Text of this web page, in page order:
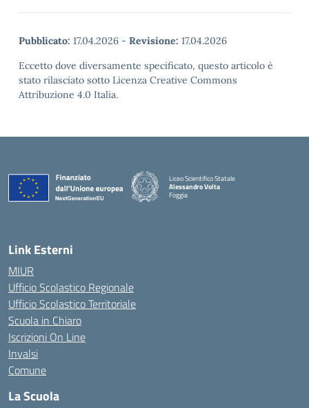
Pubblicato: 17.04.2026 - Revisione: 17.04.2026
Eccetto dove diversamente specificato, questo articolo è
stato rilasciato sotto Licenza Creative Commons
Attribuzione 4.0 Italia.
Liceo Scientifico Statale
Alessandro Volta
Foggia
— Visita la pagina iniziale della scuola
Link Esterni
MIUR
Ufficio Scolastico Regionale
Ufficio Scolastico Territoriale
Scuola in Chiaro
Iscrizioni On Line
Invalsi
Comune
La Scuola